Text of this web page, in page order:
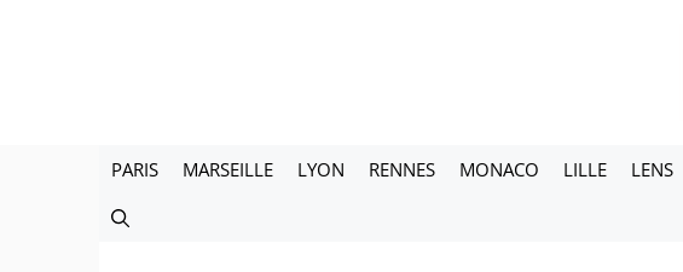
PARIS MARSEILLE LYON RENNES MONACO LILLE LENS